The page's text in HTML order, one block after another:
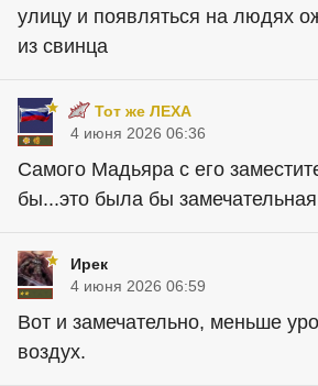
улицу и появляться на людях
из свинца
Тот же ЛЕХА
4 июня 2026 06:36
Самого Мадьяра с его
бы...это была бы замечательная
Ирек
4 июня 2026 06:59
Вот и замечательно, меньше
воздух.